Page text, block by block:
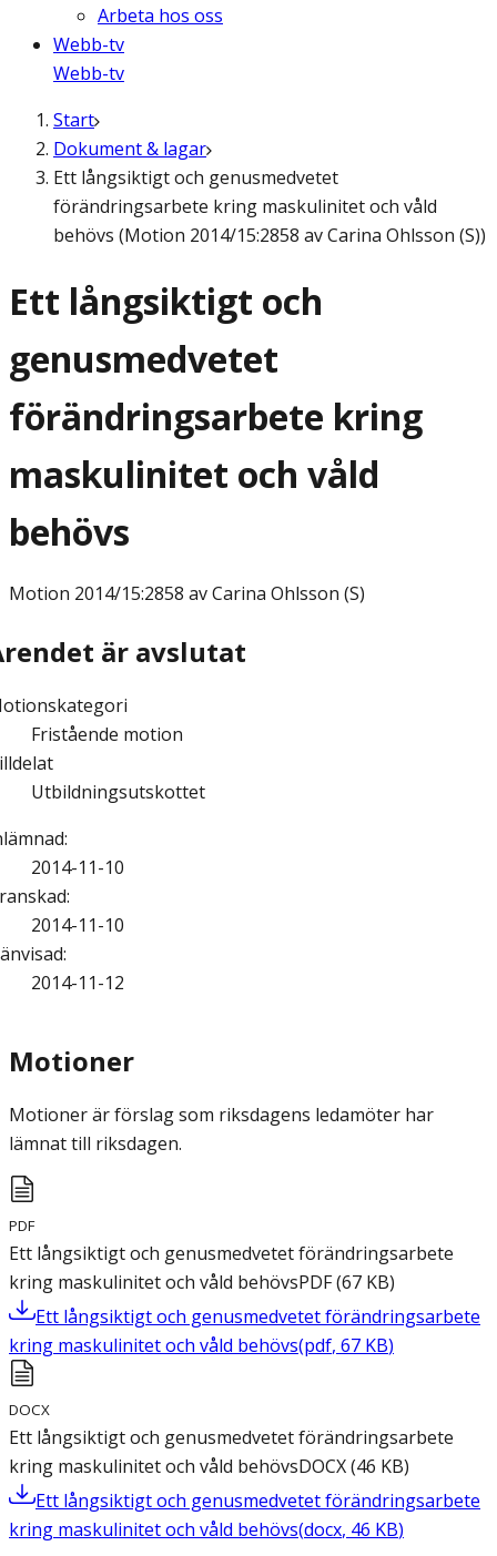
Arbeta hos oss
Webb-tv
Webb-tv
Start
Dokument & lagar
Ett långsiktigt och genusmedvetet
förändringsarbete kring maskulinitet och våld
behövs (Motion 2014/15:2858 av Carina Ohlsson (S))
Ett långsiktigt och
genusmedvetet
förändringsarbete kring
maskulinitet och våld
behövs
Motion 2014/15:2858 av Carina Ohlsson (S)
är avslutat
Fristående motion
Utbildningsutskottet
:
2014-11-10
:
2014-11-10
:
2014-11-12
Motioner
Motioner är förslag som riksdagens ledamöter har
lämnat till riksdagen.
PDF
Ett långsiktigt och genusmedvetet förändringsarbete
kring maskulinitet och våld behövsPDF(67 KB)
Ett långsiktigt och genusmedvetet förändringsarbete
kring maskulinitet och våld behövs(pdf, 67 KB)
DOCX
Ett långsiktigt och genusmedvetet förändringsarbete
kring maskulinitet och våld behövsDOCX(46 KB)
Ett långsiktigt och genusmedvetet förändringsarbete
kring maskulinitet och våld behövs(docx, 46 KB)